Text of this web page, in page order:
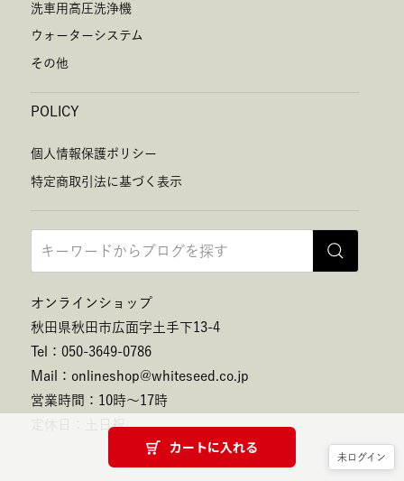
未ログイン
カートに入れる
洗車用高圧洗浄機
ウォーターシステム
その他
POLICY
個人情報保護ポリシー
特定商取引法に基づく表示
オンラインショップ
秋田県秋田市広面字土手下13-4
Tel：050-3649-0786
Mail：onlineshop@whiteseed.co.jp
営業時間：10時～17時
定休日：土日祝